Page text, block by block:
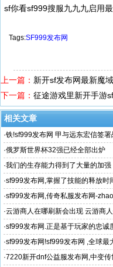
sf你看sf999搜服九九九启用
Tags:SF999发布网
上一篇： 新开sf发布网最新魔
下一篇： 征途游戏里新开手游
相关文章
·铁!sf999发布网 甲与远东宏信签
造工
·俄罗斯世界杯32强已经全部出炉
·我们的生存能力得到了大量的加强
·sf999发布网,掌握了技能的释放时
就会更高
·sf999发布网,传奇私服发布网-
000ok,jjj,c
·云游商人在哪刷新会出现 云游商
·sf999发布网.正是基于玩家的忠诚
·sf999发布网!sf999发布网 ,全球最
·7220新开dnf公益服发布网,中变